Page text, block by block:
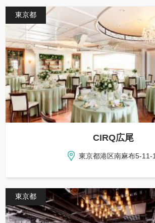
東京都
CIRQ広尾
東京都港区南麻布5-11-
東京都